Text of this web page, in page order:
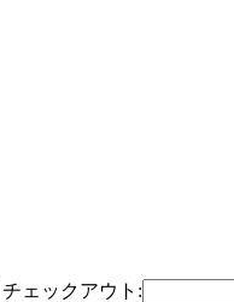
チェックアウト: